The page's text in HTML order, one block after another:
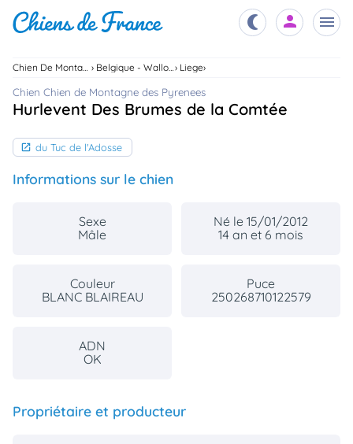
Étalons
Services
Assurances
Liege
Chien Chien de Montagne des Pyrenees
Hurlevent Des Brumes de la Comtée
du Tuc de l'Adosse
Informations sur le chien
Sexe
Mâle
Né le 15/01/2012
14 an et 6 mois
Couleur
BLANC BLAIREAU
Puce
250268710122579
ADN
OK
Propriétaire et producteur